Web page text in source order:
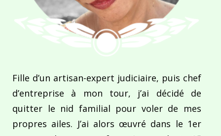
Fille d’un artisan-expert judiciaire, puis chef
d’entreprise à mon tour, j’ai décidé de
quitter le nid familial pour voler de mes
propres ailes. J’ai alors œuvré dans le 1er